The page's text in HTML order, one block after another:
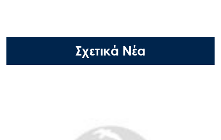
Σχετικά Νέα